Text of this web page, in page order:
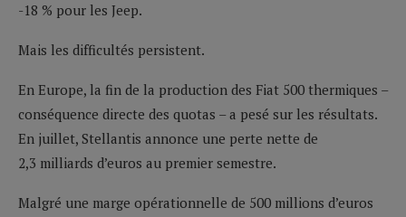
-18 % pour les Jeep.
Mais les difficultés persistent.
En Europe, la fin de la production des Fiat 500 thermiques –
conséquence directe des quotas – a pesé sur les résultats.
En juillet, Stellantis annonce une perte nette de
2,3 milliards d’euros au premier semestre.
Malgré une marge opérationnelle de 500 millions d’euros